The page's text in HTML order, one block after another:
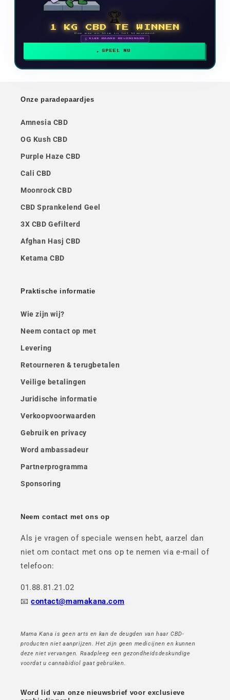
🏆
1 KG CBD TE WINNEN
Doe mee en klim in het klassement
🗓 ELKE MAAND BELONINGEN
SPEEL NU
Onze paradepaardjes
Amnesia CBD
OG Kush CBD
Purple Haze CBD
Cali CBD
Moonrock CBD
CBD Sprankelend Geel
3X CBD Gefilterd
Afghan Hasj CBD
Ketama CBD
Praktische informatie
Wie zijn wij?
Neem contact op met
Levering
Retourneren & terugbetalen
Veilige betalingen
Juridische informatie
Verkoopvoorwaarden
Gebruik en privacy
Word ambassadeur
Partnerprogramma
Sponsoring
Neem contact met ons op
Als je vragen of speciale wensen hebt, aarzel dan
niet om contact met ons op te nemen via e-mail of
telefoon:
01.88.81.21.02
📧contact@mamakana.com
Mama Kana is geen arts en kan de deugden van haar CBD-
producten niet aanprijzen. Het zijn geen medicijnen en kunnen
deze niet vervangen. Raadpleeg een gezondheidsdeskundige
voordat u cannabidiol gaat gebruiken.
Word lid van onze nieuwsbrief voor exclusieve